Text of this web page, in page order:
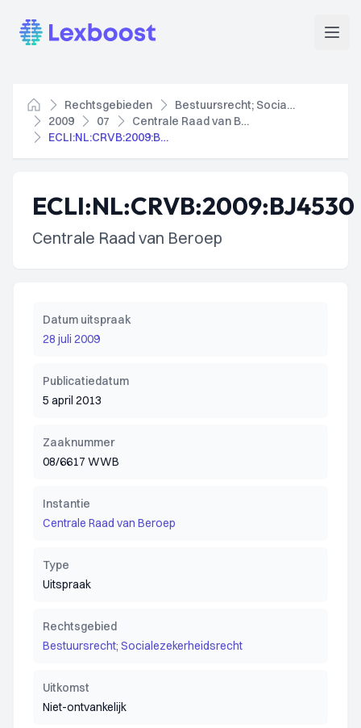
Lexboost
Home
Rechtsgebieden
Bestuursrecht; Socialezekerheidsrecht
2009
07
Centrale Raad van Beroep
ECLI:NL:CRVB:2009:BJ4530
ECLI:NL:CRVB:2009:BJ4530
Centrale Raad van Beroep
Datum uitspraak
28 juli 2009
Publicatiedatum
5 april 2013
Zaaknummer
08/6617 WWB
Instantie
Centrale Raad van Beroep
Type
Uitspraak
Rechtsgebied
Bestuursrecht; Socialezekerheidsrecht
Uitkomst
Niet-ontvankelijk